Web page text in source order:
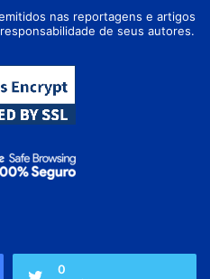
nas reportagens e artigos
de seus autores.
0